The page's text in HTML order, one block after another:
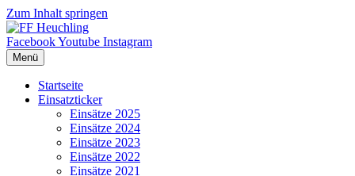
Zum Inhalt springen
FacebookYoutube Instagram
Menü
Startseite
Einsatzticker
Einsätze 2025
Einsätze 2024
Einsätze 2023
Einsätze 2022
Einsätze 2021